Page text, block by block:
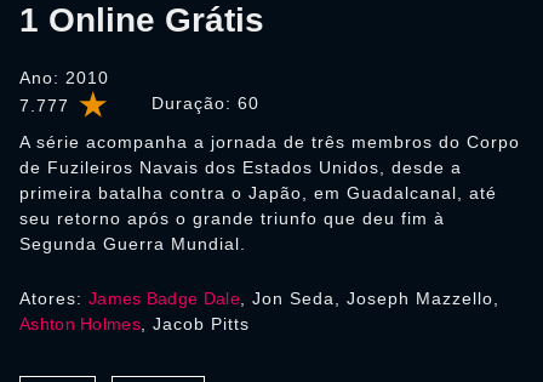
7.777 Duração: 60
1 Online Grátis
Ano: 2010
A série acompanha a jornada de três membros do Corpo
de Fuzileiros Navais dos Estados Unidos, desde a
primeira batalha contra o Japão, em Guadalcanal, até
seu retorno após o grande triunfo que deu fim à
Segunda Guerra Mundial.
Atores: James Badge Dale, Jon Seda, Joseph Mazzello,
Ashton Holmes, Jacob Pitts